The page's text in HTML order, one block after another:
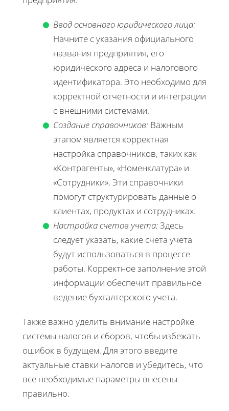
Ввод основного юридического лица:
Начните с указания официального
названия предприятия, его
юридического адреса и налогового
идентификатора. Это необходимо для
корректной отчетности и интеграции
с внешними системами.
Создание справочников: Важным
этапом является корректная
настройка справочников, таких как
«Контрагенты», «Номенклатура» и
«Сотрудники». Эти справочники
помогут структурировать данные о
клиентах, продуктах и сотрудниках.
Настройка счетов учета:Здесь
следует указать, какие счета учета
будут использоваться в процессе
работы. Корректное заполнение этой
информации обеспечит правильное
ведение бухгалтерского учета.
Также важно уделить внимание настройке
системы налогов и сборов, чтобы избежать
ошибок в будущем. Для этого введите
актуальные ставки налогов и убедитесь, что
все необходимые параметры внесены
правильно.